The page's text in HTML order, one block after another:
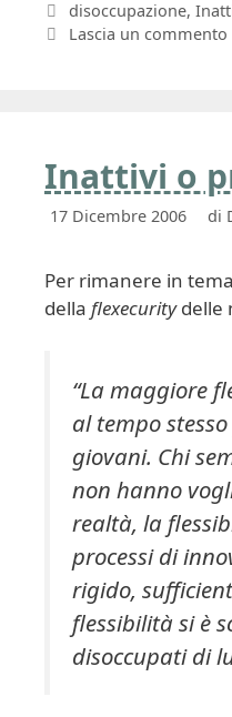
Tag
disoccupazione,
Lascia un commento
Inattivi o
17 Dicembre 2006 di
Per rimanere in
della flexecuritydelle
“La maggiore
al tempo
giovani. Chi
non hanno
realtà, la
processi di
rigido,
flessibilità si è
disoccupati di